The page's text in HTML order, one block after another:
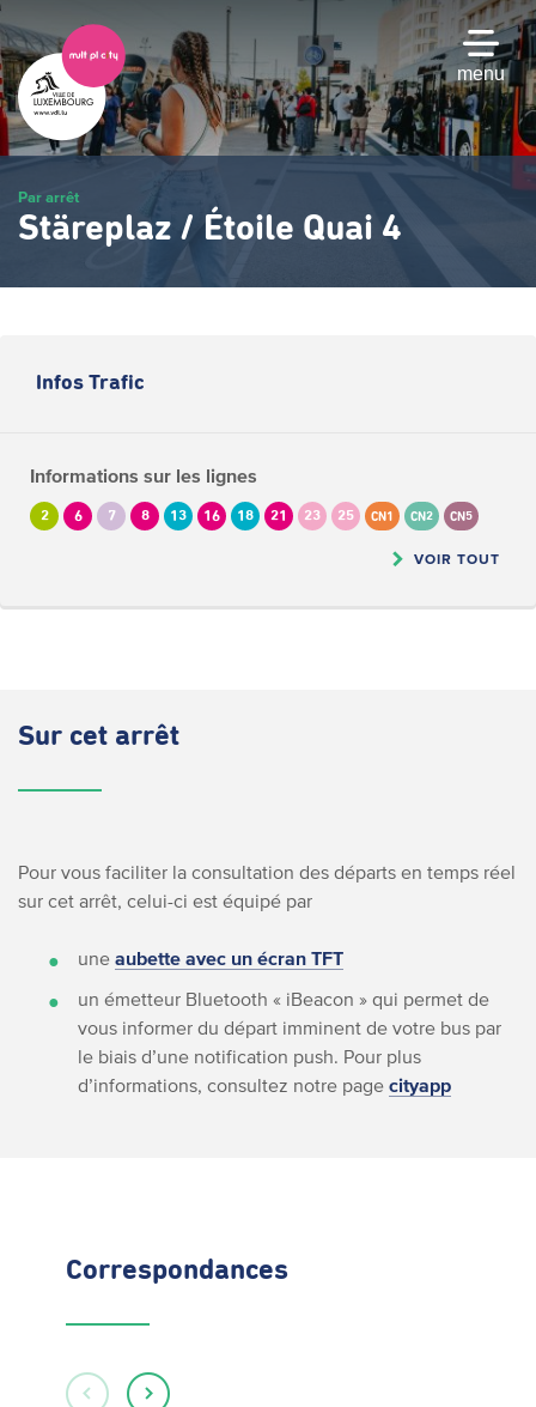
Passer
au
contenu
principal
menu
Par arrêt
Stäreplaz / Étoile Quai 4
Infos Trafic
Informations sur les lignes
2 6 7 8 13 16 18 21 23 25 CN1 CN2 CN5
VOIR TOUT
Sur cet arrêt
Pour vous faciliter la consultation des départs en temps réel
sur cet arrêt, celui-ci est équipé par
une aubette avec un écran TFT
un émetteur Bluetooth « iBeacon » qui permet de
vous informer du départ imminent de votre bus par
le biais d’une notification push. Pour plus
d’informations, consultez notre page cityapp
Correspondances